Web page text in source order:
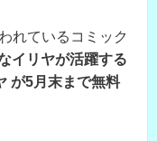
れているコミック
イリヤが活躍する
が5月末まで無料